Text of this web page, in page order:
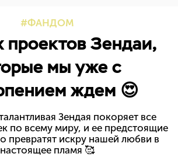
ФАНДОМ
проектов Зендаи,
мы уже с
ждем 😍
Зендая покоряет все
по всему миру, и ее предстоящие
превратят искру нашей любви в
настоящее пламя 🥰